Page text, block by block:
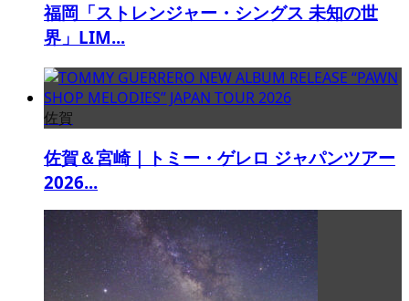
福岡「ストレンジャー・シングス 未知の世
界」LIM...
佐賀
佐賀＆宮崎｜トミー・ゲレロ ジャパンツアー
2026...